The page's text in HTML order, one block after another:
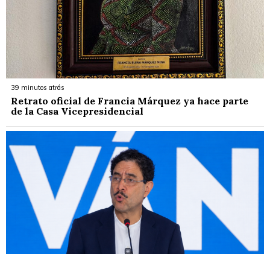
39 minutos atrás
Retrato oficial de Francia Márquez ya hace parte
de la Casa Vicepresidencial